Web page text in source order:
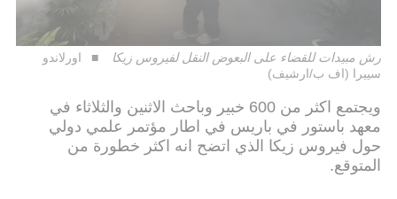
رش مبيدات للقضاء على البعوض النقل لفيروس زيكا
اورلاندو
سييرا (اف ب/ارشيف)
ويجتمع اكثر من 600 خبير وباحث الاثنين والثلاثاء في
معهد باستور في باريس في اطار مؤتمر علمي دولي
حول فيروس زيكا الذي اتضح انه اكثر خطورة من
المتوقع.